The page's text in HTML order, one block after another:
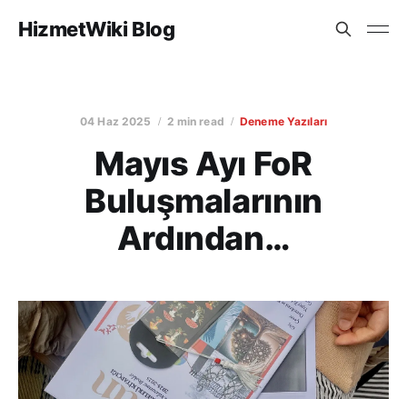
HizmetWiki Blog
04 Haz 2025 2 min read Deneme Yazıları
Mayıs Ayı FoR
Buluşmalarının
Ardından…